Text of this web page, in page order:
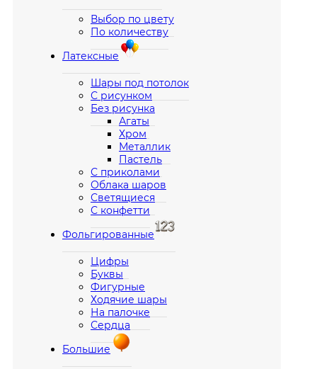
Выбор по цвету
По количеству
Латексные
Шары под потолок
С рисунком
Без рисунка
Агаты
Хром
Металлик
Пастель
С приколами
Облака шаров
Светящиеся
С конфетти
Фольгированные
Цифры
Буквы
Фигурные
Ходячие шары
На палочке
Сердца
Большие